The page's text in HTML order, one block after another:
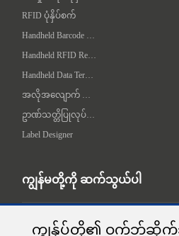
ကျွန်ုပ်တို့၏ ဝက်ဘ်ဆို
RFID ပုံနှိပ်စက်
Label Designer
ကျွန်မတို့ကို ဆက်သွယ်ပါ
ADDR：1-5F, No.8, Gaoqi South 12th